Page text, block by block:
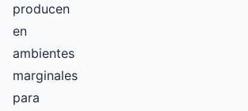
producen
en
ambientes
marginales
para